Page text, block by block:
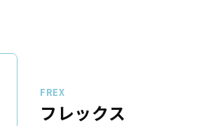
FREX
フレックス